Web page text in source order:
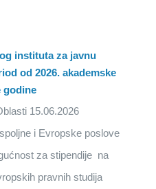
instituta za javnu
od 2026. akademske
godine
15.06.2026
i Evropske poslove
za stipendije na
pravnih studija